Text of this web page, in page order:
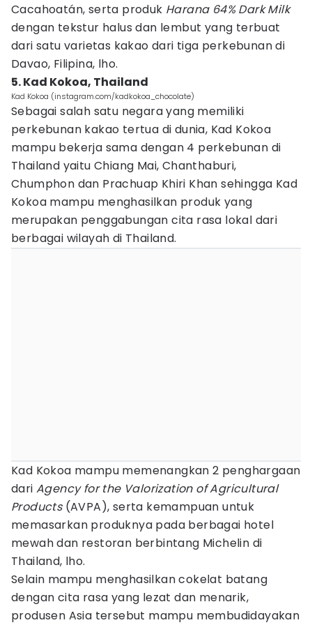
Cacahoatán, serta produk Harana 64% Dark Milk
dengan tekstur halus dan lembut yang terbuat
dari satu varietas kakao dari tiga perkebunan di
Davao, Filipina, lho.
5. Kad Kokoa, Thailand
Kad Kokoa (instagram.com/kadkokoa_chocolate)
Sebagai salah satu negara yang memiliki
perkebunan kakao tertua di dunia, Kad Kokoa
mampu bekerja sama dengan 4 perkebunan di
Thailand yaitu Chiang Mai, Chanthaburi,
Chumphon dan Prachuap Khiri Khan sehingga Kad
Kokoa mampu menghasilkan produk yang
merupakan penggabungan cita rasa lokal dari
berbagai wilayah di Thailand.
Kad Kokoa mampu memenangkan 2 penghargaan
dari Agency for the Valorization of Agricultural
Products(AVPA), serta kemampuan untuk
memasarkan produknya pada berbagai hotel
mewah dan restoran berbintang Michelin di
Thailand, lho.
Selain mampu menghasilkan cokelat batang
dengan cita rasa yang lezat dan menarik,
produsen Asia tersebut mampu membudidayakan